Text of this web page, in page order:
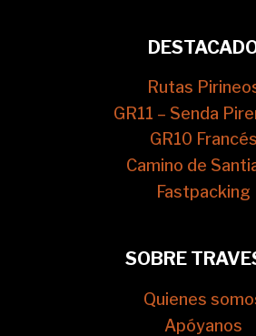
Rutas
GR11 – Senda
GR10 Francés
Camino de
Fastpacking
SOBRE
Quienes
Apóyanos